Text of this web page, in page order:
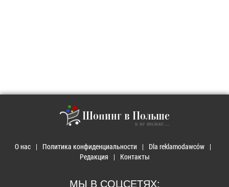
Шопинг в Польше
и не только ...
О нас Политика конфиденциальности
Dla reklamodawców
Редакция
Контакты
МЫ В СОЦСЕТЯХ: